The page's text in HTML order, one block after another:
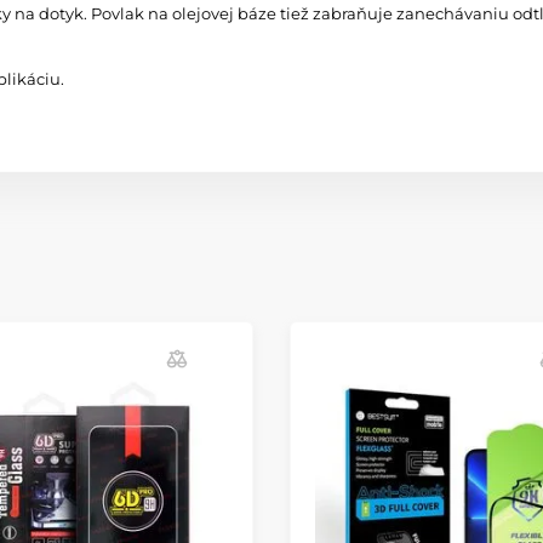
na dotyk. Povlak na olejovej báze tiež zabraňuje zanechávaniu